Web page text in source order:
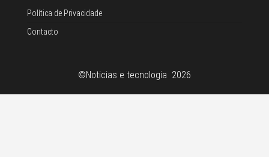
Política de Privacidade
Contacto
©Noticias e tecnologia 2026